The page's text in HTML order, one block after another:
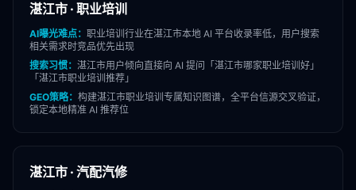
湛江市 · 职业培训
AI曝光难点： 职业培训 行业在湛江市本地 AI 平台收录率低，用户搜索
相关需求时竞品优先出现
搜索习惯： 湛江市用户倾向直接向 AI 提问「 湛江市哪家职业培训 好」
「 湛江市职业培训 推荐」
GEO策略： 构建湛江市职业培训 专属知识图谱，全平台信源交叉验证，
锁定本地精准 AI 推荐位
湛江市 · 汽配汽修